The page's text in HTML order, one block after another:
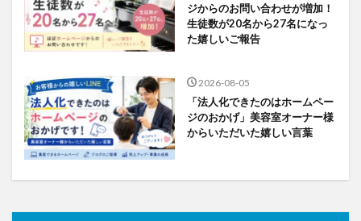
ジからのお問い合わせが増加！
生徒数が20名から27名になっ
た嬉しいご報告
2026-08-05
「法人化できたのはホームペー
ジのおかげ」美容室オーナー様
からいただいた嬉しい言葉